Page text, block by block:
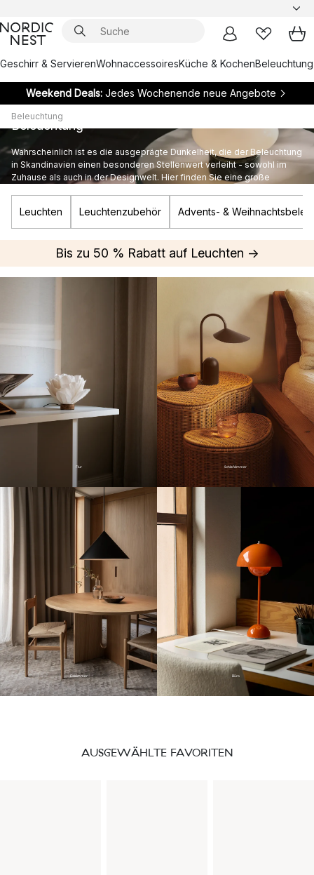
Geschirr & ServierenWohnaccessoiresKüche & KochenBeleuchtung
Weekend Deals:Jedes Wochenende neue Angebote
Beleuchtung
Beleuchtung
Wahrscheinlich ist es die ausgeprägte Dunkelheit, die der Beleuchtung
in Skandinavien einen besonderen Stellenwert verleiht - sowohl im
Zuhause als auch in der Designwelt. Hier finden Sie eine große
Leuchten Leuchtenzubehör Advents- &
Bis zu 50 % Rabatt auf Leuchten →
Flur Schlafzimmer
Esszimmer Büro
AUSGEWÄHLTE FAVORITEN